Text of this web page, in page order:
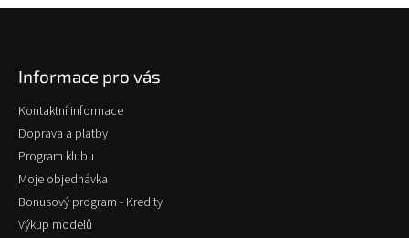
Informace pro vás
Kontaktní informace
Doprava a platby
Program klubu
Moje objednávka
Bonusový program - Kredity
Výkup modelů